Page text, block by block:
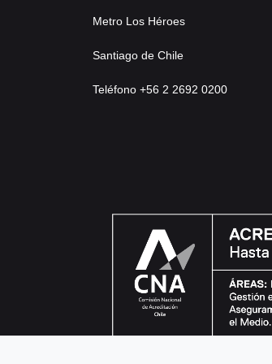
Metro Los Héroes
Santiago de Chile
Teléfono +56 2 2692 0200